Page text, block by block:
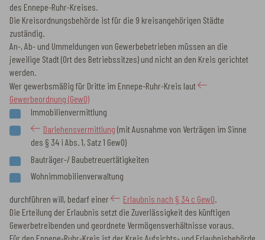
des Ennepe-Ruhr-Kreises.
Die Kreisordnungsbehörde ist für die 9 kreisangehörigen Städte
zuständig.
An-, Ab- und Ummeldungen von Gewerbebetrieben müssen an die
jeweilige Stadt (Ort des Betriebssitzes) und nicht an den Kreis gerichtet
werden.
Wer gewerbsmäßig für Dritte im Ennepe-Ruhr-Kreis laut
Gewerbeordnung (GewO)
Immobilienvermittlung
Darlehensvermittlung (mit Ausnahme von Verträgen im Sinne
des § 34 i Abs. 1, Satz 1 GewO)
Bauträger-/ Baubetreuertätigkeiten
Wohnimmobilienverwaltung
durchführen will, bedarf einer Erlaubnis nach § 34 c GewO.
Die Erteilung der Erlaubnis setzt die Zuverlässigkeit des künftigen
Gewerbetreibenden und geordnete Vermögensverhältnisse voraus.